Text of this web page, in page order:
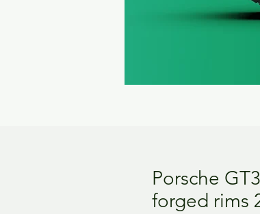
Porsche
forged rims